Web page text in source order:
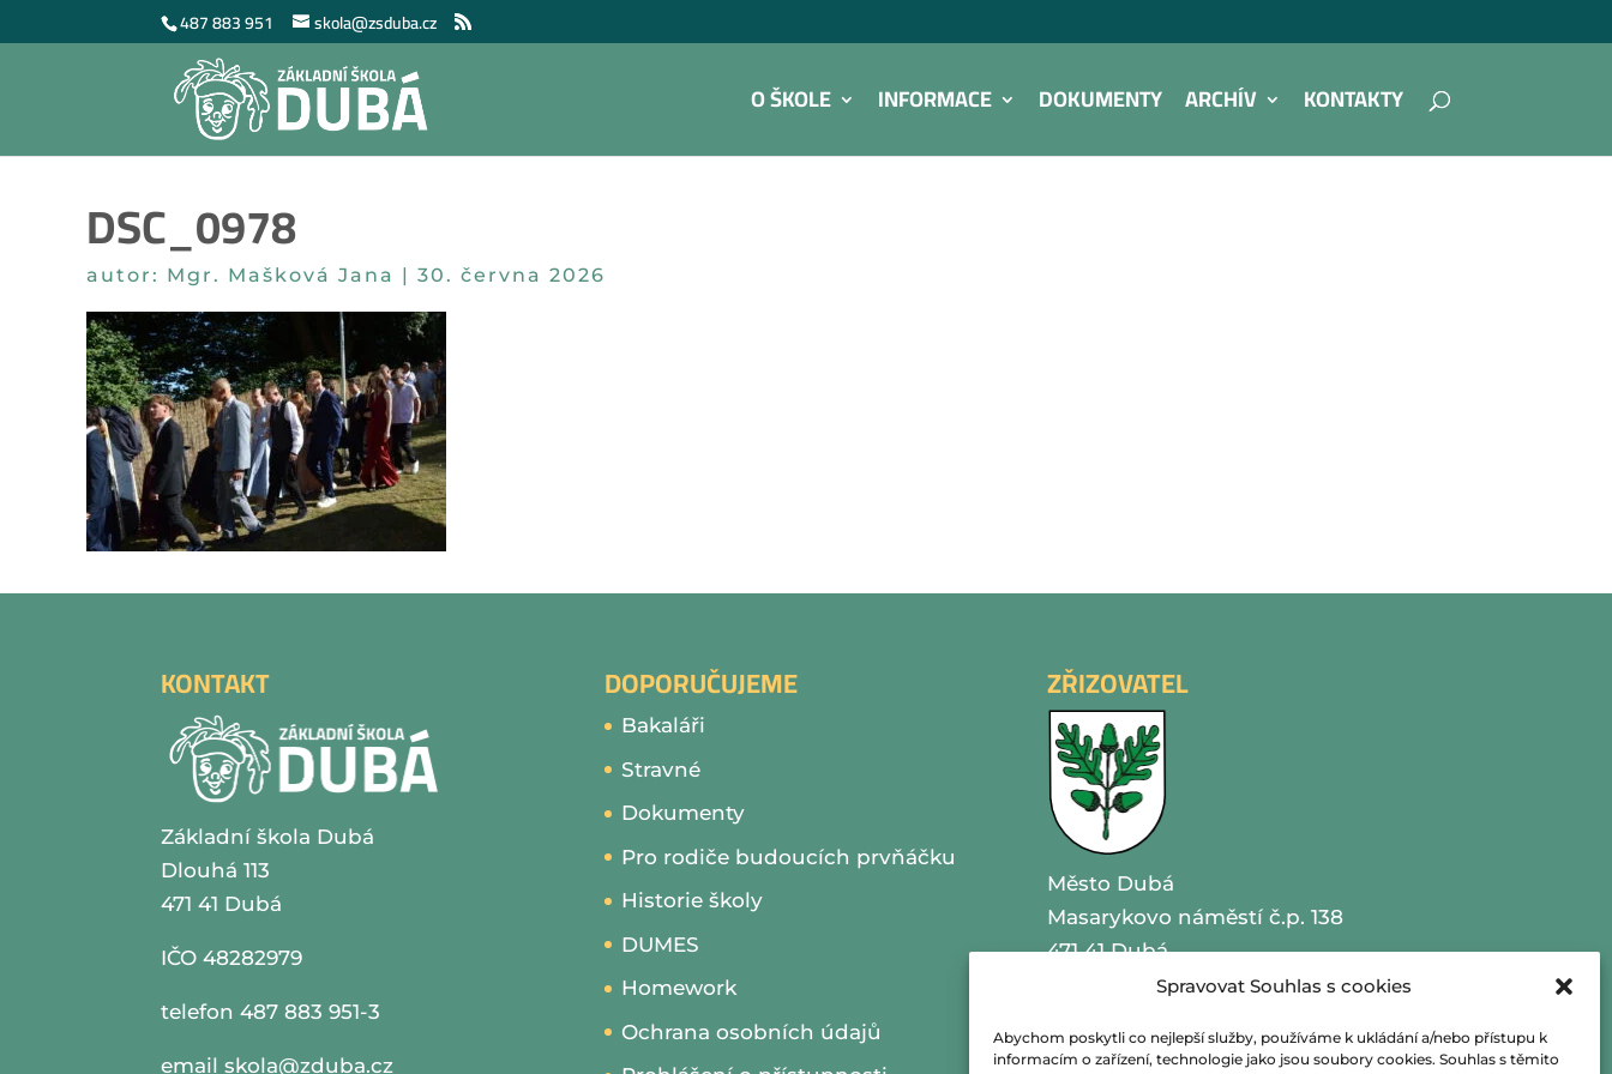
Spravovat Souhlas s cookies
Abychom poskytli co nejlepší služby, používáme k ukládání a/nebo přístupu k
informacím o zařízení, technologie jako jsou soubory cookies. Souhlas s těmito
487 883 951 skola@zsduba.cz
O ŠKOLE INFORMACE DOKUMENTY ARCHÍV KONTAKTY
DSC_0978
autor: Mgr. Mašková Jana | 30. června 2026
KONTAKT
Základní škola Dubá
Dlouhá 113
471 41 Dubá
IČO 48282979
telefon 487 883 951-3
emailskola@zduba.cz
DOPORUČUJEME
Bakaláři
Stravné
Dokumenty
Pro rodiče budoucích prvňáčku
Historie školy
DUMES
Homework
Ochrana osobních údajů
ZŘIZOVATEL
Město Dubá
Masarykovo náměstí č.p. 138
471 41 Dubá
IČO 00260479
telefon 487 870 201